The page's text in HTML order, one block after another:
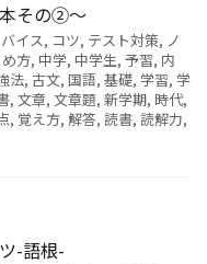
その②～
イス, コツ, テスト対策, ノ
方, 中学, 中学生, 予習, 内
法, 古文, 国語, 基礎, 学習, 学
, 文章, 文章題, 新学期, 時代,
, 覚え方, 解答, 読書, 読解力,
-語根-